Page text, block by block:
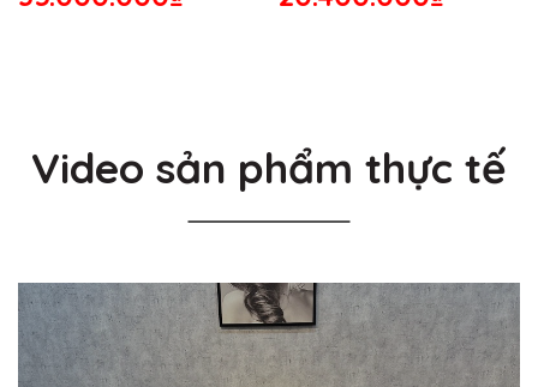
Video sản phẩm thực tế